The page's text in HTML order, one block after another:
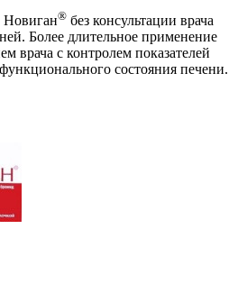
Новиган® без консультации врача
Более длительное применение
врача с контролем показателей
состояния печени.